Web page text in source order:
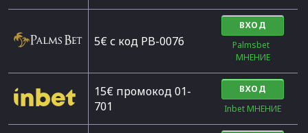
5€ с код PB-0076
ВХОД
Palmsbet
МНЕНИЕ
15€ промокод 01-
701
ВХОД
Inbet МНЕНИЕ